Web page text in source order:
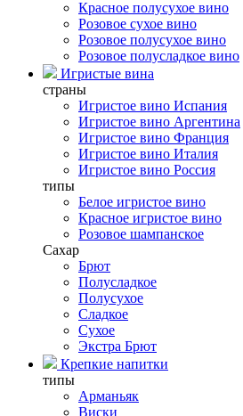
Красное полусухое вино
Розовое сухое вино
Розовое полусухое вино
Розовое полусладкое вино
Игристые вина
страны
Игристое вино Испания
Игристое вино Аргентина
Игристое вино Франция
Игристое вино Италия
Игристое вино Россия
типы
Белое игристое вино
Красное игристое вино
Розовое шампанское
Сахар
Брют
Полусладкое
Полусухое
Сладкое
Сухое
Экстра Брют
Крепкие напитки
типы
Арманьяк
Виски